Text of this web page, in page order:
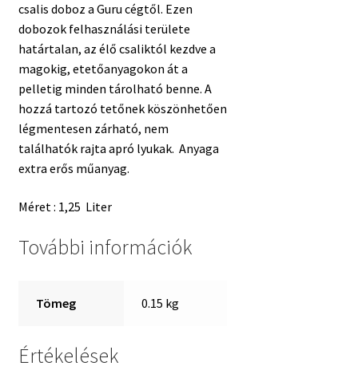
csalis doboz a Guru cégtől. Ezen
dobozok felhasználási területe
határtalan, az élő csaliktól kezdve a
magokig, etetőanyagokon át a
pelletig minden tárolható benne. A
hozzá tartozó tetőnek köszönhetően
légmentesen zárható, nem
találhatók rajta apró lyukak. Anyaga
extra erős műanyag.
Méret : 1,25 Liter
További információk
Tömeg 0.15 kg
Értékelések